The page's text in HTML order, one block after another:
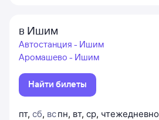
в Ишим
Автостанция - Ишим
Аромашево - Ишим
Найти билеты
пт, сб, вспн, вт, ср, чтежедневно